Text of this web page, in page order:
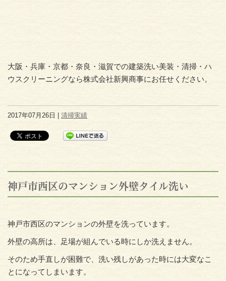
大阪・兵庫・京都・奈良・滋賀での建築洗い美装・清掃・ハ
ウスクリーニングなら株式会社新興商事にお任せください。
2017年07月26日 | 清掃実績
神戸市西区のマンション外壁タイル洗い
神戸市西区のマンションの外壁を洗っています。
外壁の高所は、足場が組んでいる時にしか洗えません。
そのため手直しが困難で、洗い残しがあった時には大変なこ
とになってしまいます。